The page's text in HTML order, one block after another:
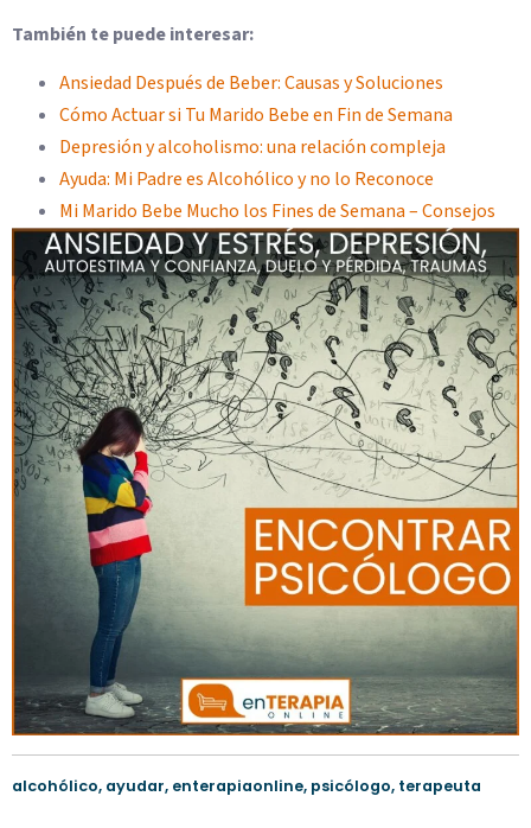
También te puede interesar:
Ansiedad Después de Beber: Causas y Soluciones
Cómo Actuar si Tu Marido Bebe en Fin de Semana
Depresión y alcoholismo: una relación compleja
Ayuda: Mi Padre es Alcohólico y no lo Reconoce
Mi Marido Bebe Mucho los Fines de Semana – Consejos
alcohólico, ayudar, enterapiaonline, psicólogo, terapeuta